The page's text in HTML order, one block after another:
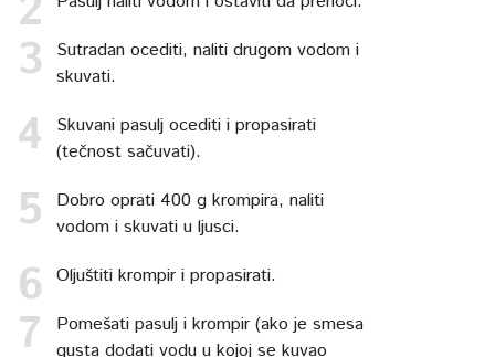
Sutradan ocediti, naliti drugom vodom i
skuvati.
Skuvani pasulj ocediti i propasirati
(tečnost sačuvati).
Dobro oprati 400 g krompira, naliti
vodom i skuvati u ljusci.
Oljuštiti krompir i propasirati.
Pomešati pasulj i krompir (ako je smesa
gusta dodati vodu u kojoj se kuvao